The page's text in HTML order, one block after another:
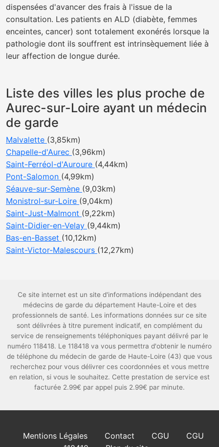
dispensées d'avancer des frais à l'issue de la
consultation. Les patients en ALD (diabète, femmes
enceintes, cancer) sont totalement exonérés lorsque la
pathologie dont ils souffrent est intrinsèquement liée à
leur affection de longue durée.
Liste des villes les plus proche de
Aurec-sur-Loire ayant un médecin
de garde
Malvalette (3,85km)
Chapelle-d'Aurec (3,96km)
Saint-Ferréol-d'Auroure (4,44km)
Pont-Salomon (4,99km)
Séauve-sur-Semène (9,03km)
Monistrol-sur-Loire (9,04km)
Saint-Just-Malmont (9,22km)
Saint-Didier-en-Velay (9,44km)
Bas-en-Basset (10,12km)
Saint-Victor-Malescours (12,27km)
Ce site internet est un site d'informations indépendant des
médecins de garde du département Haute-Loire et des
professionnels de santé. Les informations données sur ce site
sont délivrées à titre purement indicatif, en complément du
service de renseignements téléphoniques payant délivré par le
numéro 118418. Le 118418 va vous permettra d'obtenir le numéro
de téléphone du médecin de garde de Haute-Loire (43) que vous
recherchez pour vous délivrer ces coordonnées et vous mettre
en relation, si vous le souhaitez. Cette prestation de service est
facturée 2.99€ par appel puis 2.99€ par minute.
Mentions Légales Contact CGU
CGU